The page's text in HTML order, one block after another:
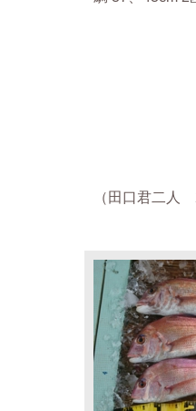
（田口君二人